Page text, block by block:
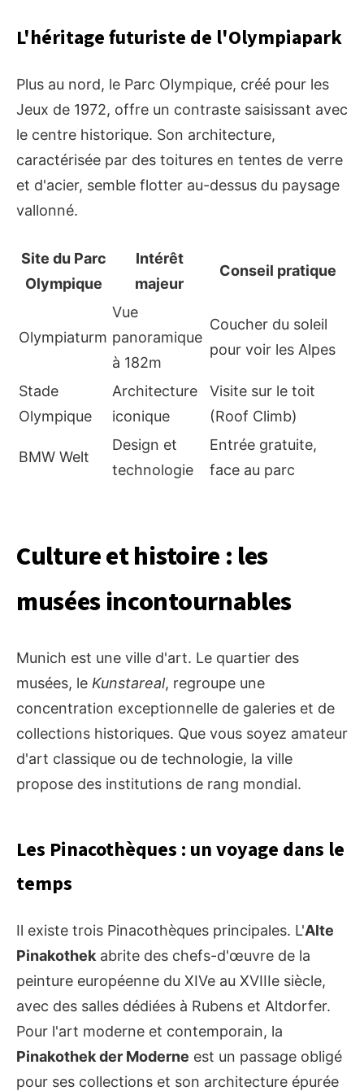
L'héritage futuriste de l'Olympiapark
Plus au nord, le Parc Olympique, créé pour les
Jeux de 1972, offre un contraste saisissant avec
le centre historique. Son architecture,
caractérisée par des toitures en tentes de verre
et d'acier, semble flotter au-dessus du paysage
vallonné.
Site du Parc
Olympique
Intérêt
majeur
Conseil pratique
Olympiaturm
Vue
panoramique
à 182m
Coucher du soleil
pour voir les Alpes
Stade
Olympique
Architecture
iconique
Visite sur le toit
(Roof Climb)
BMW Welt
Design et
technologie
Entrée gratuite,
face au parc
Culture et histoire : les
musées incontournables
Munich est une ville d'art. Le quartier des
musées, le Kunstareal, regroupe une
concentration exceptionnelle de galeries et de
collections historiques. Que vous soyez amateur
d'art classique ou de technologie, la ville
propose des institutions de rang mondial.
Les Pinacothèques : un voyage dans le
temps
Il existe trois Pinacothèques principales. L'Alte
Pinakothek abrite des chefs-d'œuvre de la
peinture européenne du XIVe au XVIIIe siècle,
avec des salles dédiées à Rubens et Altdorfer.
Pour l'art moderne et contemporain, la
Pinakothek der Moderne est un passage obligé
pour ses collections et son architecture épurée